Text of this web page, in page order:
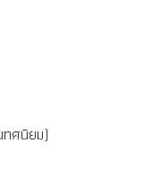
ทศนิยม)